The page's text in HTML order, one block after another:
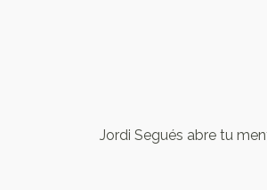
Jordi Segués abre tu